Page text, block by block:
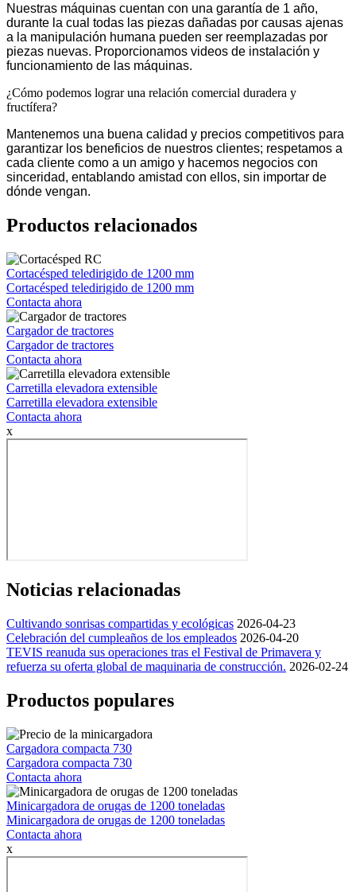
Nuestras máquinas cuentan con una garantía de 1 año,
durante la cual todas las piezas dañadas por causas ajenas
a la manipulación humana pueden ser reemplazadas por
piezas nuevas. Proporcionamos videos de instalación y
funcionamiento de las máquinas.
¿Cómo podemos lograr una relación comercial duradera y
fructífera?
Mantenemos una buena calidad y precios competitivos para
garantizar los beneficios de nuestros clientes; respetamos a
cada cliente como a un amigo y hacemos negocios con
sinceridad, entablando amistad con ellos, sin importar de
dónde vengan.
Productos relacionados
Cortacésped teledirigido de 1200 mm
Cortacésped teledirigido de 1200 mm
Contacta ahora
Cargador de tractores
Cargador de tractores
Contacta ahora
Carretilla elevadora extensible
Carretilla elevadora extensible
Contacta ahora
x
Noticias relacionadas
Cultivando sonrisas compartidas y ecológicas 2026-04-23
Celebración del cumpleaños de los empleados 2026-04-20
TEVIS reanuda sus operaciones tras el Festival de Primavera y
refuerza su oferta global de maquinaria de construcción. 2026-02-24
Productos populares
Cargadora compacta 730
Cargadora compacta 730
Contacta ahora
Minicargadora de orugas de 1200 toneladas
Minicargadora de orugas de 1200 toneladas
Contacta ahora
x